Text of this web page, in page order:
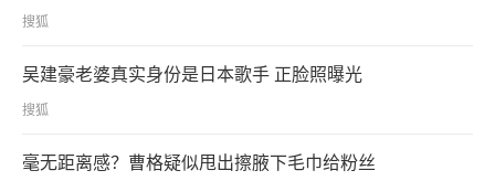
搜狐
吴建豪老婆真实身份是日本歌手 正脸照曝光
搜狐
毫无距离感？曹格疑似甩出擦腋下毛巾给粉丝